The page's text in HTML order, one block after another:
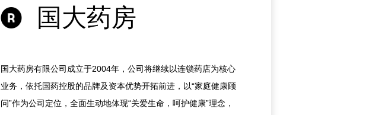
国大药房
国大药房有限公司成立于2004年，公司将继续以连锁药店为核心
业务，依托国药控股的品牌及资本优势开拓前进，以“家庭健康顾
问”作为公司定位，全面生动地体现“关爱生命，呵护健康”理念，